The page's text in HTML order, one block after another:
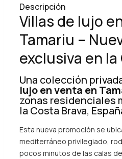
Descripción
Villas de lujo
Tamariu –
exclusiva en la
Una colección
lujo en venta en
zonas residenciales
la Costa Brava,
Esta nueva promoción se
mediterráneo privilegiado,
pocos minutos de las calas